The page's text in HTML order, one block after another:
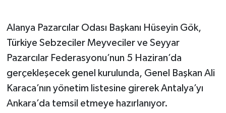
Alanya Pazarcılar Odası Başkanı Hüseyin Gök,
Türkiye Sebzeciler Meyveciler ve Seyyar
Pazarcılar Federasyonu’nun 5 Haziran’da
gerçekleşecek genel kurulunda, Genel Başkan Ali
Karaca’nın yönetim listesine girerek Antalya’yı
Ankara’da temsil etmeye hazırlanıyor.